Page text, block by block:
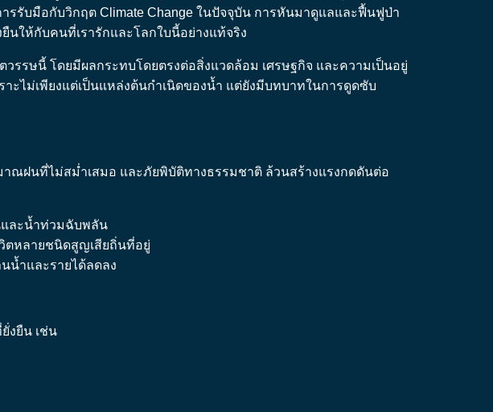
รับมือกับวิกฤต Climate Change ในปัจจุบัน การหันมาดูแลและฟื้นฟูป่า
นให้กับคนที่เรารักและโลกใบนี้อย่างแท้จริง
รษนี้ โดยมีผลกระทบโดยตรงต่อสิ่งแวดล้อม เศรษฐกิจ และความเป็นอยู่
ะไม่เพียงแต่เป็นแหล่งต้นกำเนิดของน้ำ แต่ยังมีบทบาทในการดูดซับ
ณฝนที่ไม่สม่ำเสมอ และภัยพิบัติทางธรรมชาติ ล้วนสร้างแรงกดดันต่อ
และน้ำท่วมฉับพลัน
ตหลายชนิดสูญเสียถิ่นที่อยู่
น้ำและรายได้ลดลง
งยืน เช่น